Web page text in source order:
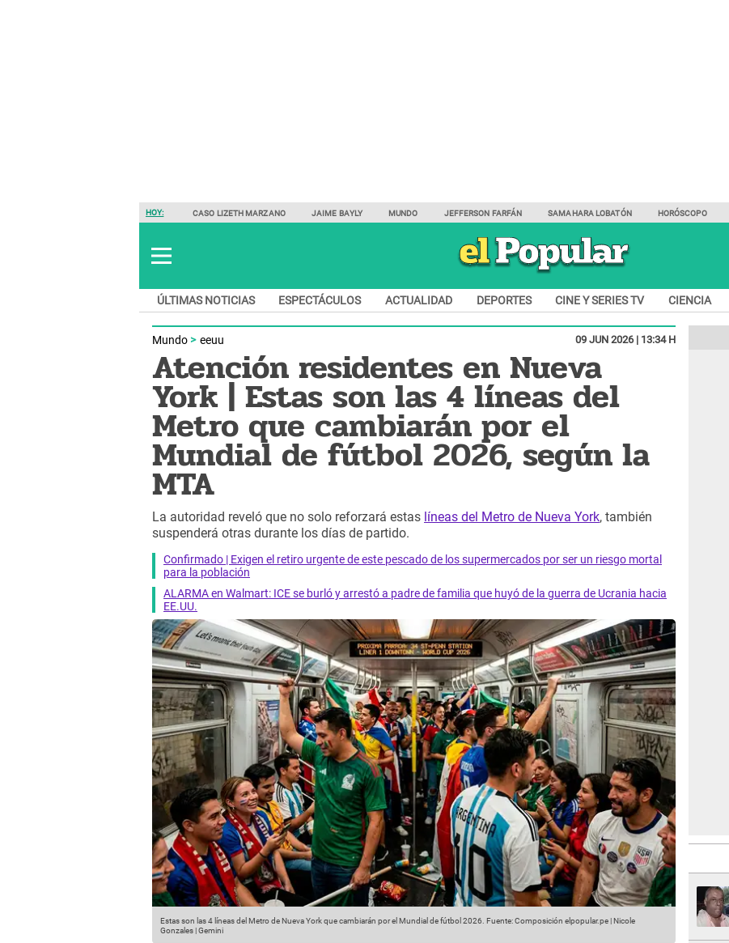
HOY: CASO LIZETH MARZANO JAIME BAYLY MUNDO JEFFERSON FARFÁN SAMAHARA LOBATÓN HORÓSCOPO
ÚLTIMAS NOTICIAS ESPECTÁCULOS ACTUALIDAD DEPORTES CINE Y SERIES TV CIENCIA
Mundo eeuu 09 JUN 2026 | 13:34 H
Atención residentes en Nueva
York | Estas son las 4 líneas del
Metro que cambiarán por el
Mundial de fútbol 2026, según la
MTA
La autoridad reveló que no solo reforzará estas líneas del Metro de Nueva York, también
suspenderá otras durante los días de partido.
Confirmado | Exigen el retiro urgente de este pescado de los supermercados por ser un riesgo mortal
para la población
ALARMA en Walmart: ICE se burló y arrestó a padre de familia que huyó de la guerra de Ucrania hacia
EE.UU.
Estas son las 4 líneas del Metro de Nueva York que cambiarán por el Mundial de fútbol 2026. Fuente: Composición elpopular.pe | Nicole
Gonzales | Gemini